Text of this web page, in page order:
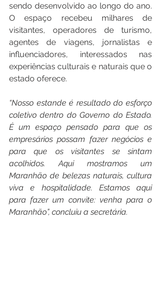
sendo desenvolvido ao longo do ano.
O espaço recebeu milhares de
visitantes, operadores de turismo,
agentes de viagens, jornalistas e
influenciadores, interessados nas
experiências culturais e naturais que o
estado oferece.
“Nosso estande é resultado do esforço
coletivo dentro do Governo do Estado.
É um espaço pensado para que os
empresários possam fazer negócios e
para que os visitantes se sintam
acolhidos. Aqui mostramos um
Maranhão de belezas naturais, cultura
viva e hospitalidade. Estamos aqui
para fazer um convite: venha para o
Maranhão”, concluiu a secretária.